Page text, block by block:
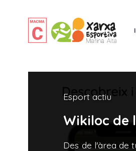
Esport actiu
Wikiloc de
Des de l'àrea de